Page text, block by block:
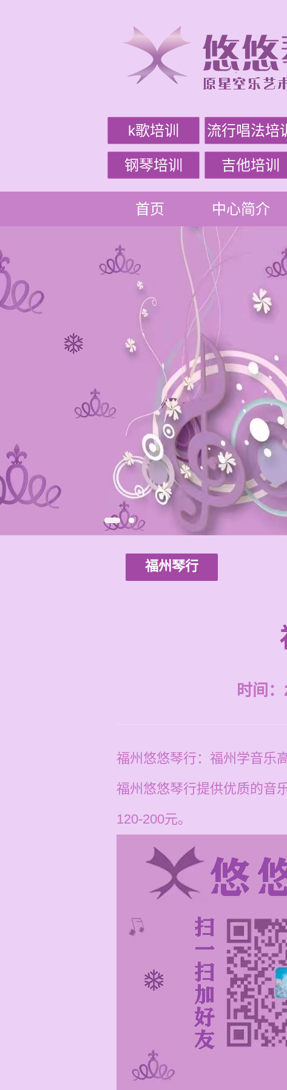
k歌培训 流行唱法培训
钢琴培训 吉他培训
首页 中心简介
福州琴行
时间
福州悠悠琴行：福州学音乐
福州悠悠琴行提供优质的音
120-200元。